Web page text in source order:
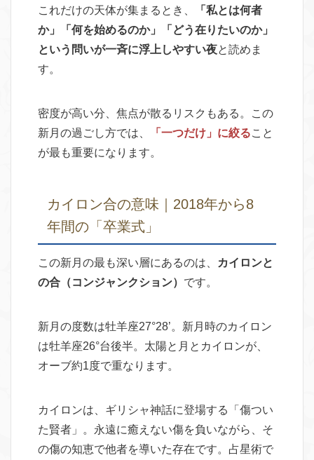
これだけの天体が集まるとき、
「私とは何者
か」「何を始めるのか」「どう在りたいのか」
という問いが一斉に浮上しやすい夜と読めま
す。
密度が高い分、焦点が散るリスクもある。この
新月の過ごし方では、
「一つだけ」に絞ること
が最も重要になります。
カイロン合の意味｜2018年から8
年間の「卒業式」
この新月の最も深い層にあるのは、
カイロンと
の合（コンジャンクション） です。
新月の度数は牡羊座27°28’。新月時のカイロン
は牡羊座26°台後半。太陽と月とカイロンが、
オーブ約1度で重なります。
カイロンは、ギリシャ神話に登場する「傷つい
た賢者」。永遠に癒えない傷を負いながら、そ
の傷の知恵で他者を導いた存在です。占星術で